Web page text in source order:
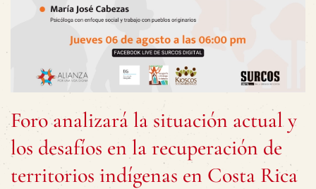
Foro analizará la situación actual y
los desafíos en la recuperación de
territorios indígenas en Costa Rica